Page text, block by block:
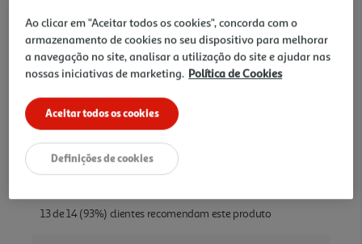
Ao clicar em "Aceitar todos os cookies", concorda com o
armazenamento de cookies no seu dispositivo para melhorar
a navegação no site, analisar a utilização do site e ajudar nas
nossas iniciativas de marketing. Política de Cookies
Aceitar todos os cookies
Definições de cookies